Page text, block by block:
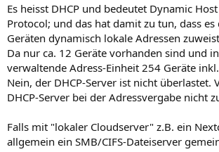
Es heisst DHCP und bedeutet Dynamic
Protocol; und das hat damit zu tun, dass
Geräten dynamisch lokale Adressen
Da nur ca. 12 Geräte vorhanden sind und
verwaltende Adress-Einheit 254 Geräte
Nein, der DHCP-Server ist nicht überlastet.
DHCP-Server bei der Adressvergabe nicht
Falls mit "lokaler Cloudserver" z.B. ein
allgemein ein SMB/CIFS-Dateiserver